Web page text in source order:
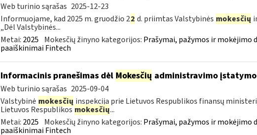
Web turinio sąrašas 2025-12-23
Informuojame, kad 2025 m. gruodžio 22 d. priimtas Valstybinės mokesčių
„Dėl Valstybinės...
Metai: 2025 Mokesčių žinyno kategorijos: Prašymai, pažymos ir mokėjimo
paaiškinimai Fintech
Informacinis pranešimas dėl Mokesčių administravimo
Web turinio sąrašas 2025-09-04
Valstybinė mokesčių inspekcija prie Lietuvos Respublikos finansų
Lietuvos Respublikosmokesčių...
Metai: 2025 Mokesčių žinyno kategorijos: Prašymai, pažymos ir mokėjimo
paaiškinimai Fintech